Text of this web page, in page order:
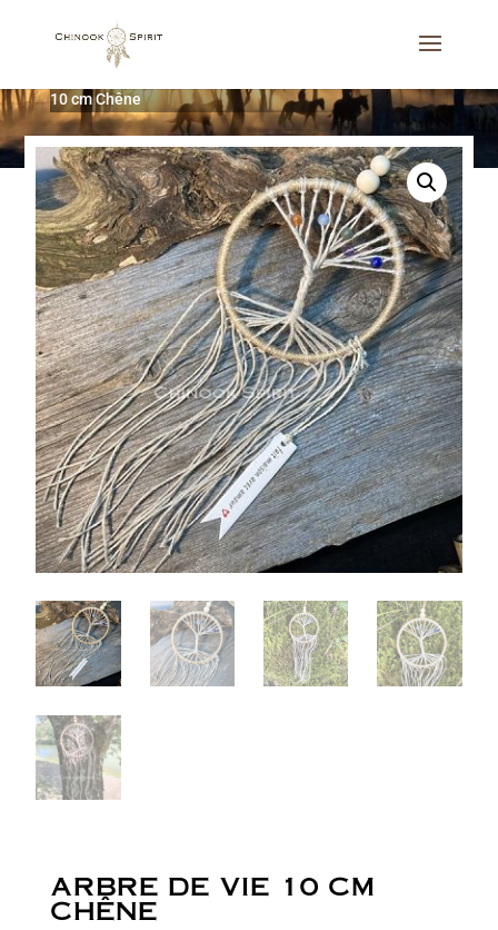
Attrape-rêves
10 cm Chêne
ARBRE DE VIE 10 CM
CHÊNE